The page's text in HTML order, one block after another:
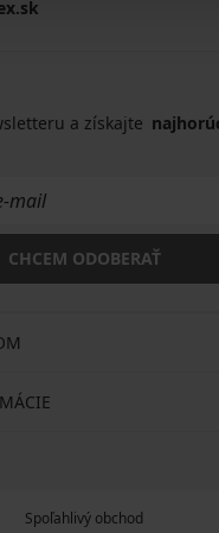
a získajte
CHCEM ODOBERAŤ
Spoľahlivý obchod